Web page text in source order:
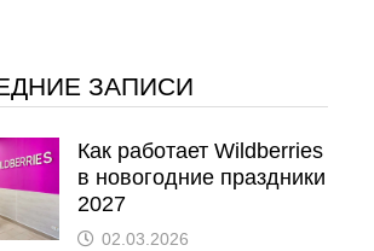
ЗАПИСИ
Как работает Wildberries
в новогодние праздники
2027
02.03.2026